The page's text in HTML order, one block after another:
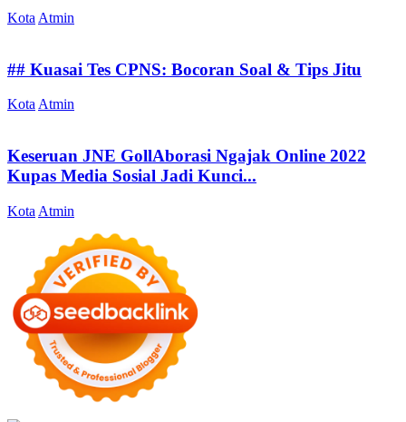
Kota Atmin
## Kuasai Tes CPNS: Bocoran Soal & Tips Jitu
Kota Atmin
Keseruan JNE GollAborasi Ngajak Online 2022
Kupas Media Sosial Jadi Kunci...
Kota Atmin